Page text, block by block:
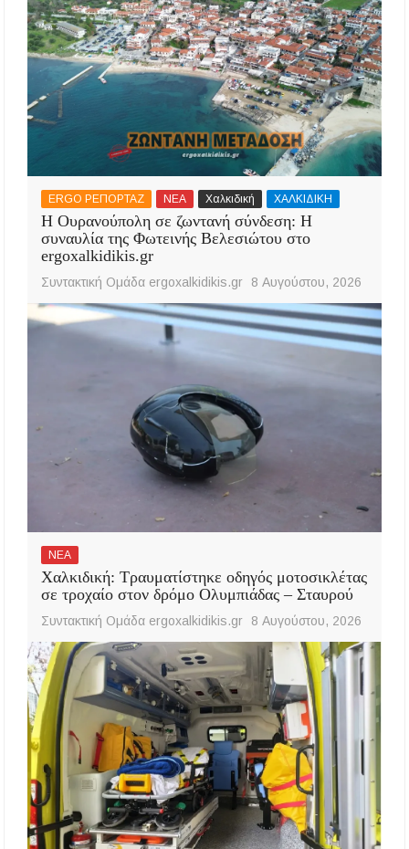
ERGO ΡΕΠΟΡΤΑΖ ΝΕΑ Χαλκιδική ΧΑΛΚΙΔΙΚΗ
Η Ουρανούπολη σε ζωντανή σύνδεση: Η
συναυλία της Φωτεινής Βελεσιώτου στο
ergoxalkidikis.gr
Συντακτική Ομάδα ergoxalkidikis.gr 8 Αυγούστου, 2026
ΝΕΑ
Χαλκιδική: Τραυματίστηκε οδηγός μοτοσικλέτας
σε τροχαίο στον δρόμο Ολυμπιάδας – Σταυρού
Συντακτική Ομάδα ergoxalkidikis.gr 8 Αυγούστου, 2026